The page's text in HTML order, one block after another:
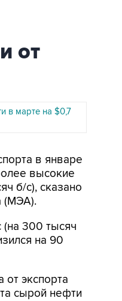
от
в марте на $0,7
в январе
высокие
б/с), сказано
(МЭА).
(на 300 тысяч
на 90
экспорта
сырой нефти